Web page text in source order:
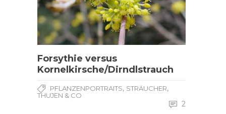
Forsythie versus
Kornelkirsche/Dirndlstrauch
PFLANZENPORTRAITS, STRÄUCHER,
THUJEN & CO
2